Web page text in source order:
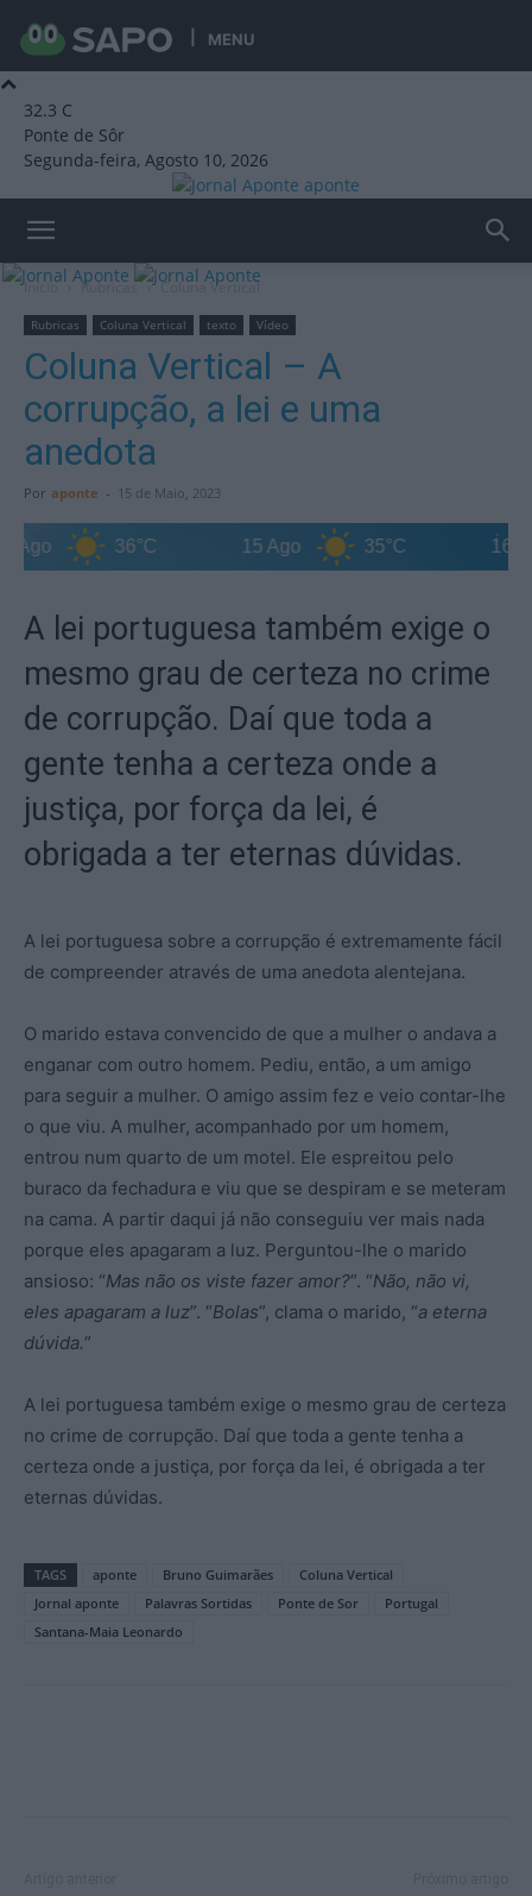
MENU
32.3 C
Ponte de Sôr
Segunda-feira, Agosto 10, 2026
aponte
Início Rubricas Coluna Vertical
Rubricas Coluna Vertical texto Vídeo
Coluna Vertical – A
corrupção, a lei e uma
anedota
Por aponte - 15 de Maio, 2023
36°C 15 Ago 35°C 16 Ago
A lei portuguesa também exige o
mesmo grau de certeza no crime
de corrupção. Daí que toda a
gente tenha a certeza onde a
justiça, por força da lei, é
obrigada a ter eternas dúvidas.
A lei portuguesa sobre a corrupção é extremamente fácil
de compreender através de uma anedota alentejana.
O marido estava convencido de que a mulher o andava a
enganar com outro homem. Pediu, então, a um amigo
para seguir a mulher. O amigo assim fez e veio contar-lhe
o que viu. A mulher, acompanhado por um homem,
entrou num quarto de um motel. Ele espreitou pelo
buraco da fechadura e viu que se despiram e se meteram
na cama. A partir daqui já não conseguiu ver mais nada
porque eles apagaram a luz. Perguntou-lhe o marido
ansioso: “Mas não os viste fazer amor?”. “Não, não vi,
eles apagaram a luz”. “Bolas”, clama o marido, “a eterna
dúvida.”
A lei portuguesa também exige o mesmo grau de certeza
no crime de corrupção. Daí que toda a gente tenha a
certeza onde a justiça, por força da lei, é obrigada a ter
eternas dúvidas.
TAGS aponte Bruno Guimarães
Coluna Vertical
Jornal aponte
Palavras Sortidas Ponte de Sor
Portugal
Santana-Maia Leonardo